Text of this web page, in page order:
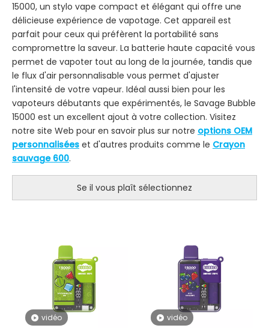
15000, un stylo vape compact et élégant qui offre une
délicieuse expérience de vapotage. Cet appareil est
parfait pour ceux qui préfèrent la portabilité sans
compromettre la saveur. La batterie haute capacité vous
permet de vapoter tout au long de la journée, tandis que
le flux d'air personnalisable vous permet d'ajuster
l'intensité de votre vapeur. Idéal aussi bien pour les
vapoteurs débutants que expérimentés, le Savage Bubble
15000 est un excellent ajout à votre collection. Visitez
notre site Web pour en savoir plus sur notre options OEM
personnalisées et d'autres produits comme le Crayon
sauvage 600.
Se il vous plaît sélectionnez
vidéo vidéo